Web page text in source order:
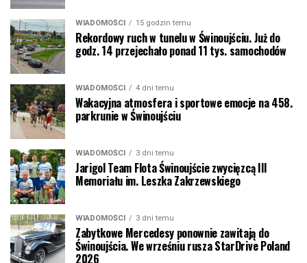
WIADOMOŚCI 15 godzin temu
Rekordowy ruch w tunelu w Świnoujściu. Już do
godz. 14 przejechało ponad 11 tys. samochodów
WIADOMOŚCI 4 dni temu
Wakacyjna atmosfera i sportowe emocje na 458.
parkrunie w Świnoujściu
WIADOMOŚCI 3 dni temu
Jarigol Team Flota Świnoujście zwycięzcą III
Memoriału im. Leszka Zakrzewskiego
WIADOMOŚCI 3 dni temu
Zabytkowe Mercedesy ponownie zawitają do
Świnoujścia. We wrześniu rusza StarDrive Poland
2026